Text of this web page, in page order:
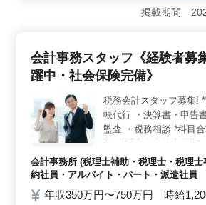
務・会計事務所の経験者を積極的に募
理士有資格者は優遇され、実務経験2
円となります。パート時給も1300〜
す。また、全額支給の通勤手当や充実
＞ 入力業務から決算業務まで幅広い
欲のある方や科目合格者も歓迎されま
る職場で、資格取得のサポートも充実
掲載期間
会計事務スタッフ《経験者募
躍中・社会保険完備》
税務会計スタッフ募集!
帳代行 ・決算書・申告
監査 ・税務相談 *科目合
ニ、飲食店多数! 是非ご
会計事務所 (税理士補助・税理士・税理
約社員・アルバイト・パート・派遣社員
年収350万円〜750万円 時給